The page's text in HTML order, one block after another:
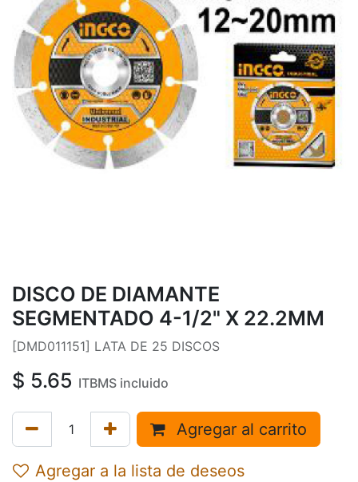
DISCO DE DIAMANTE
SEGMENTADO 4-1/2" X 22.2MM
[DMD011151] LATA DE 25 DISCOS
$ 5.65 ITBMS incluido
Agregar al carrito
Agregar a la lista de deseos